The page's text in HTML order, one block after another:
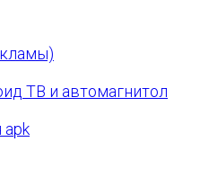
ТВ и автомагнитол
apk